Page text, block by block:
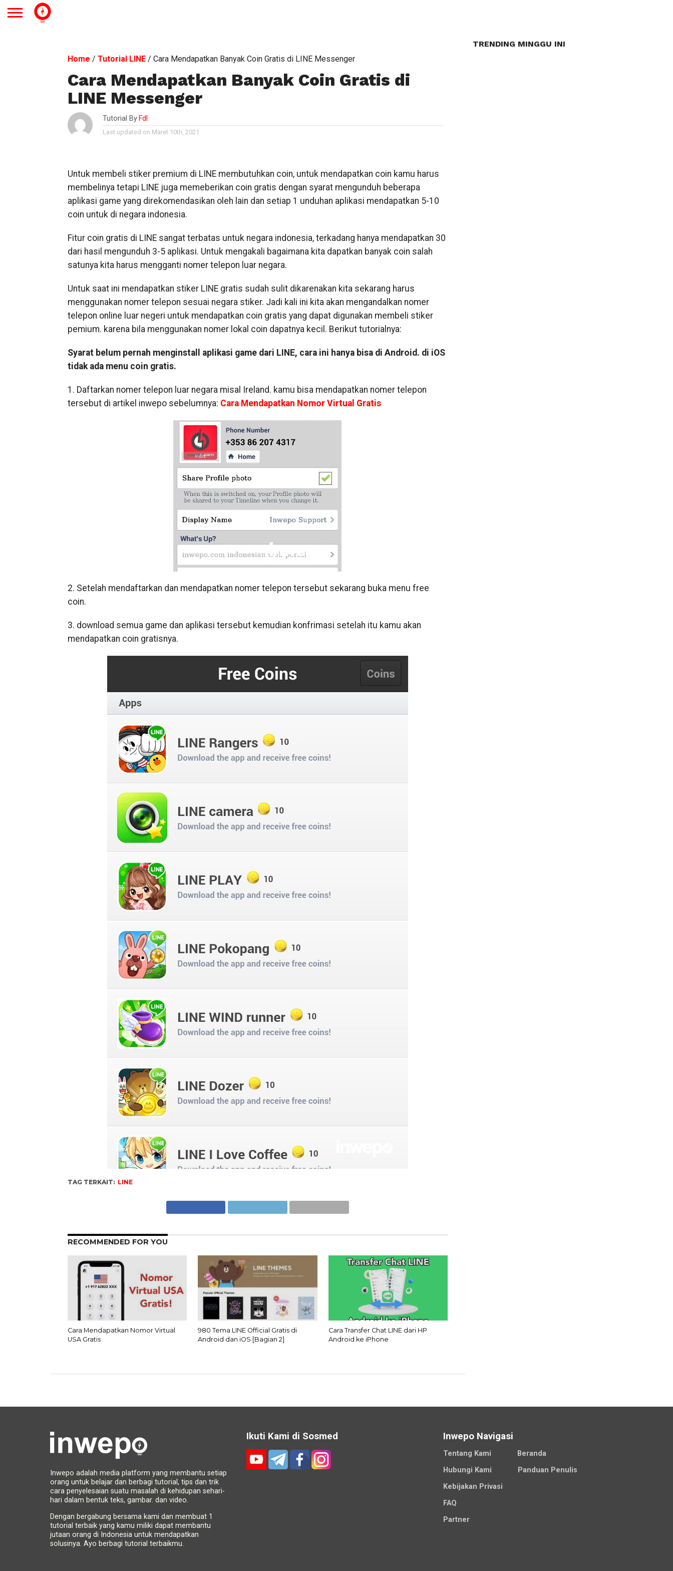
Home / Tutorial LINE/ Cara Mendapatkan Banyak Coin Gratis di LINE Messenger
Cara Mendapatkan Banyak Coin Gratis di
LINE Messenger
Tutorial By Fdl
Last updated on Maret 10th, 2021
Untuk membeli stiker premium di LINE membutuhkan coin, untuk mendapatkan coin kamu harus
membelinya tetapi LINE juga memeberikan coin gratis dengan syarat mengunduh beberapa
aplikasi game yang direkomendasikan oleh lain dan setiap 1 unduhan aplikasi mendapatkan 5-10
coin untuk di negara indonesia.
Fitur coin gratis di LINE sangat terbatas untuk negara indonesia, terkadang hanya mendapatkan 30
dari hasil mengunduh 3-5 aplikasi. Untuk mengakali bagaimana kita dapatkan banyak coin salah
satunya kita harus mengganti nomer telepon luar negara.
Untuk saat ini mendapatkan stiker LINE gratis sudah sulit dikarenakan kita sekarang harus
menggunakan nomer telepon sesuai negara stiker. Jadi kali ini kita akan mengandalkan nomer
telepon online luar negeri untuk mendapatkan coin gratis yang dapat digunakan membeli stiker
pemium. karena bila menggunakan nomer lokal coin dapatnya kecil. Berikut tutorialnya:
Syarat belum pernah menginstall aplikasi game dari LINE, cara ini hanya bisa di Android. di iOS
tidak ada menu coin gratis.
1. Daftarkan nomer telepon luar negara misal Ireland. kamu bisa mendapatkan nomer telepon
tersebut di artikel inwepo sebelumnya: Cara Mendapatkan Nomor Virtual Gratis
2. Setelah mendaftarkan dan mendapatkan nomer telepon tersebut sekarang buka menu free
coin.
3. download semua game dan aplikasi tersebut kemudian konfrimasi setelah itu kamu akan
mendapatkan coin gratisnya.
TAG TERKAIT: LINE
RECOMMENDED FOR YOU
Cara Mendapatkan Nomor Virtual
USA Gratis
980 Tema LINE Official Gratis di
Android dan iOS [Bagian 2]
Cara Transfer Chat LINE dari HP
Android ke iPhone
TRENDING MINGGU INI
Inwepo adalah media platform yang membantu setiap
orang untuk belajar dan berbagi tutorial, tips dan trik
cara penyelesaian suatu masalah di kehidupan sehari-
hari dalam bentuk teks, gambar. dan video.
Dengan bergabung bersama kami dan membuat 1
tutorial terbaik yang kamu miliki dapat membantu
jutaan orang di Indonesia untuk mendapatkan
solusinya. Ayo berbagi tutorial terbaikmu.
Ikuti Kami di Sosmed Inwepo Navigasi
Tentang Kami
Beranda
Hubungi Kami
Panduan Penulis
Kebijakan Privasi
FAQ
Partner